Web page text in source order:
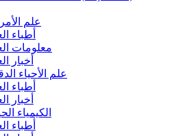
علم
أطباء
معلومات
أخبار
علم الأحياء
أطباء
أخبار
الكيمياء
أطباء